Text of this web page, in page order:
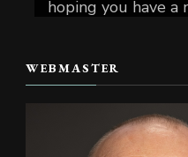
hoping you have a
📷 Christian Reiter
#skate4fun # ...
Foto
WEBMASTER